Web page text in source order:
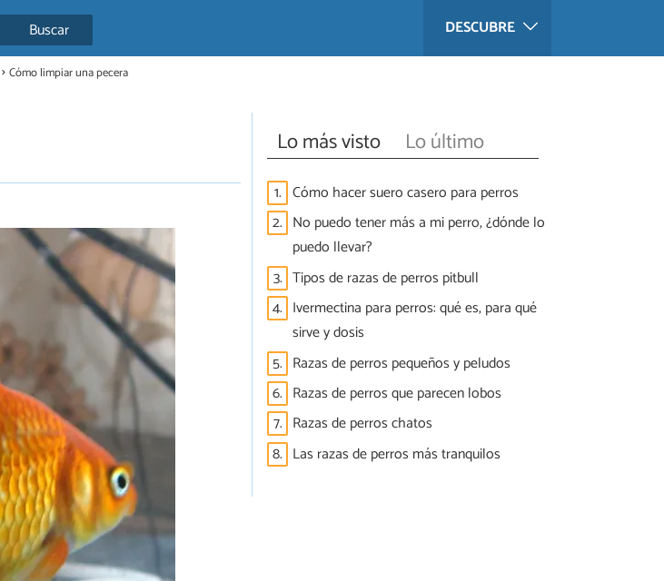
DESCUBRE
Buscar
Cómo limpiar una pecera
Lo más visto Lo último
1. Cómo hacer suero casero para perros
2. No puedo tener más a mi perro, ¿dónde lo
puedo llevar?
3. Tipos de razas de perros pitbull
4. Ivermectina para perros: qué es, para qué
sirve y dosis
5. Razas de perros pequeños y peludos
6. Razas de perros que parecen lobos
7. Razas de perros chatos
8. Las razas de perros más tranquilos